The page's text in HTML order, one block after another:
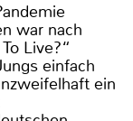
war nach
Live?“
einfach
ein